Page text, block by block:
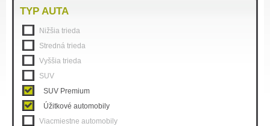
TYP AUTA
Nižšia trieda
Stredná trieda
Vyššia trieda
SUV
SUV Premium
Úžitkové automobily
Viacmiestne automobily